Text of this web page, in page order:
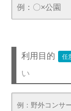
利用目的 任
い